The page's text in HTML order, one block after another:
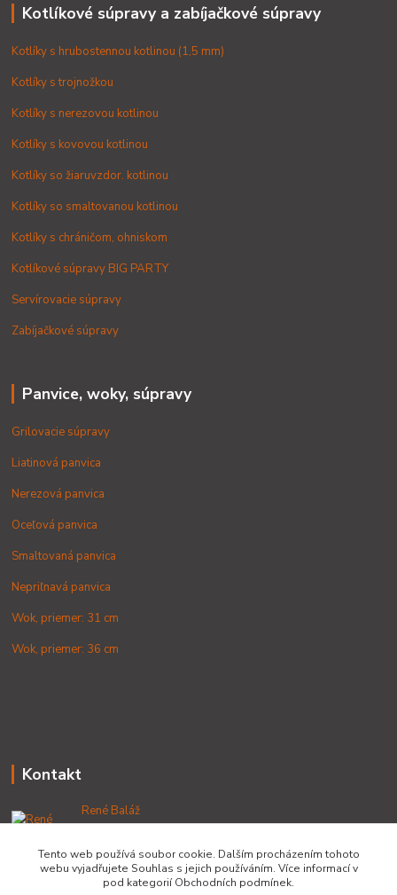
Kotlíkové súpravy a zabíjačkové súpravy
Kotlíky s hrubostennou kotlinou (1,5 mm)
Kotlíky s trojnožkou
Kotlíky s nerezovou kotlinou
Kotlíky s kovovou kotlinou
Kotlíky so žiaruvzdor. kotlinou
Kotlíky so smaltovanou kotlinou
Kotlíky s chráničom, ohniskom
Kotlíkové súpravy BIG PARTY
Servírovacie súpravy
Zabíjačkové súpravy
Panvice, woky, súpravy
Grilovacie súpravy
Liatinová panvica
Nerezová panvica
Oceľová panvica
Smaltovaná panvica
Nepriľnavá panvica
Wok, priemer: 31 cm
Wok, priemer: 36 cm
Kontakt
René Baláž
+421 902 212 007
od 8:00 - do 16:00 hod
info@lacnekotliky.sk
Tento web používá soubor cookie. Dalším procházením tohoto
webu vyjadřujete Souhlas s jejich používáním. Více informací v
pod kategorií Obchodních podmínek.